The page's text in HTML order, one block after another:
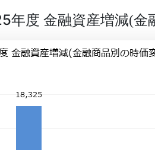
年度 金融資産増減(金